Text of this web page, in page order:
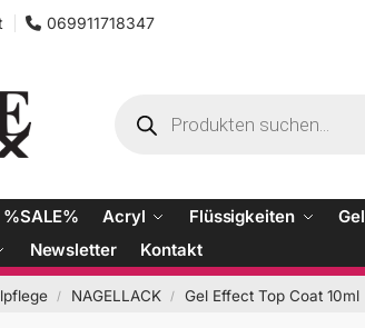
069911718347
%SALE% Acryl Flüssigkeiten Gel
Newsletter Kontakt
/ NAGELLACK / Gel Effect Top Coat 10ml